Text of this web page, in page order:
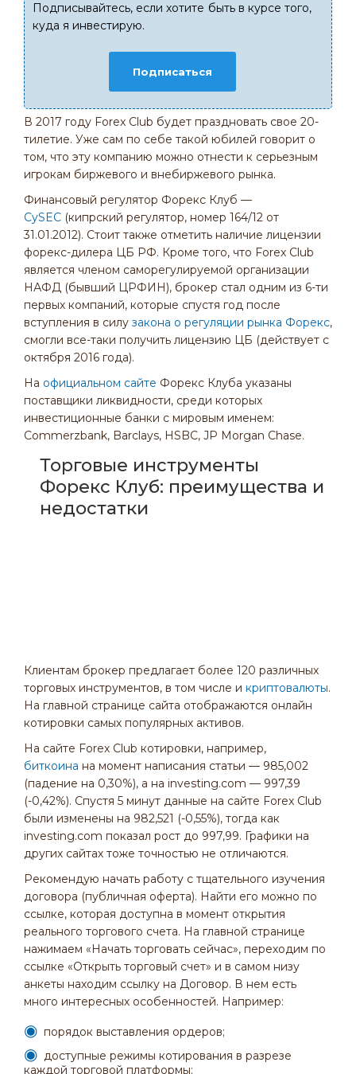
Подписывайтесь, если хотите быть в курсе того,
куда я инвестирую.
Подписаться
В 2017 году Forex Club будет праздновать свое 20-
тилетие. Уже сам по себе такой юбилей говорит о
том, что эту компанию можно отнести к серьезным
игрокам биржевого и внебиржевого рынка.
Финансовый регулятор Форекс Клуб —
CySEC (кипрский регулятор, номер 164/12 от
31.01.2012). Стоит также отметить наличие лицензии
форекс-дилера ЦБ РФ. Кроме того, что Forex Club
является членом саморегулируемой организации
НАФД (бывший ЦРФИН), брокер стал одним из 6-ти
первых компаний, которые спустя год после
вступления в силу закона о регуляции рынка Форекс,
смогли все-таки получить лицензию ЦБ (действует с
октября 2016 года).
На официальном сайте Форекс Клуба указаны
поставщики ликвидности, среди которых
инвестиционные банки с мировым именем:
Commerzbank, Barclays, HSBC, JP Morgan Chase.
Торговые инструменты
Форекс Клуб: преимущества и
недостатки
Клиентам брокер предлагает более 120 различных
торговых инструментов, в том числе и криптовалюты.
На главной странице сайта отображаются онлайн
котировки самых популярных активов.
На сайте Forex Club котировки, например,
биткоина на момент написания статьи — 985,002
(падение на 0,30%), а на investing.com — 997,39
(-0,42%). Спустя 5 минут данные на сайте Forex Club
были изменены на 982,521 (-0,55%), тогда как
investing.com показал рост до 997,99. Графики на
других сайтах тоже точностью не отличаются.
Рекомендую начать работу с тщательного изучения
договора (публичная оферта). Найти его можно по
ссылке, которая доступна в момент открытия
реального торгового счета. На главной странице
нажимаем «Начать торговать сейчас», переходим по
ссылке «Открыть торговый счет» и в самом низу
анкеты находим ссылку на Договор. В нем есть
много интересных особенностей. Например:
порядок выставления ордеров;
доступные режимы котирования в разрезе
каждой торговой платформы;